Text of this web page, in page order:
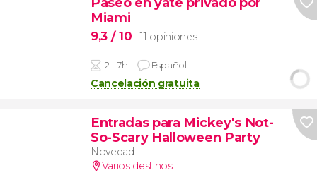
Miami
9,3 / 10 11 opiniones
2 - 7h Español
Cancelación gratuita
Entradas para Mickey's Not-
So-Scary Halloween Party
Novedad
Varios destinos